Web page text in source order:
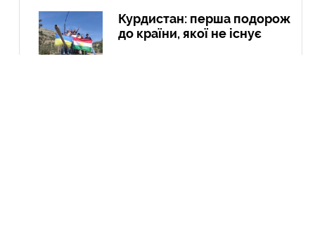
Курдистан: перша подорож
до країни, якої не існує